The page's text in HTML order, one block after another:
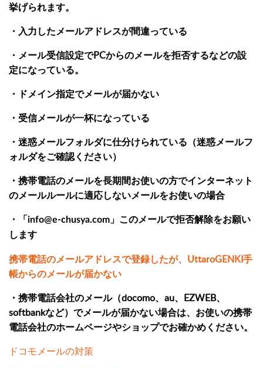
挙げられます。
・入力したメールアドレスが間違っている
・メール受信設定でPCからのメールを拒否するなどの設
定になっている。
・ドメイン指定でメールが届かない
・受信メールが一杯になっている
・迷惑メールフォルダに仕分けられている（迷惑メールフ
ォルダをご確認ください）
・携帯電話のメールを長期間お使いの方でインターネット
のメールルールに適応しないメールをお使いの場合
・「info@e-chusya.com」このメールで拒否解除をお願い
します
携帯電話のメールアドレスで登録したが、UttaroGENKI手
帳からのメールが届かない
・携帯電話会社のメール（docomo、au、EZWEB、
softbankなど）でメールが届かない場合は、お使いの携帯
電話会社のホームページやショップでお確かめください。
ドコモメールの対策